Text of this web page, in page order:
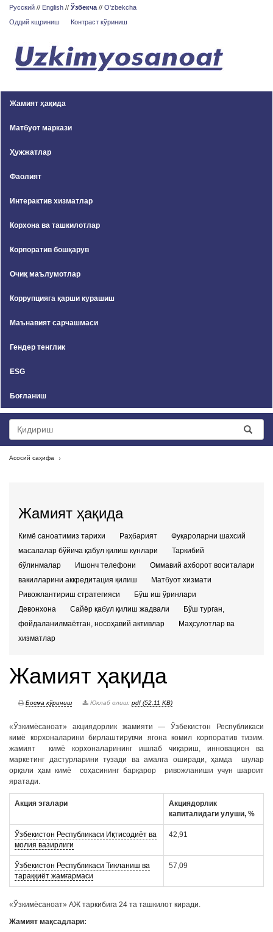
Русский // English // Ўзбекча // O'zbekcha
Оддий кщриниш
Контраст кўриниш
Жамият ҳақида
Матбуот маркази
Ҳужжатлар
Фаолият
Интерактив хизматлар
Корхона ва ташкилотлар
Корпоратив бошқарув
Очиқ маълумотлар
Коррупцияга қарши курашиш
Маънавият сарчашмаси
Гендер тенглик
ESG
Боғланиш
Асосий саҳифа
Жамият ҳақида
Кимё саноатимиз тарихи Раҳбарият
Фуқароларни шахсий
масалалар бўйича қабул қилиш кунлари
Таркибий
бўлинмалар
Ишонч телефони
Оммавий ахборот воситалари
вакилларини аккредитация қилиш
Матбуот хизмати
Ривожлантириш стратегияси
Бўш иш ўринлари
Девонхона
Сайёр қабул қилиш жадвали
Бўш турган,
фойдаланилмаётган, носоҳавий активлар
Маҳсулотлар ва
хизматлар
Жамият ҳақида
Босма кўриниш Юклаб олиш: pdf (52.11 KB)
«Ўзкимёсаноат» акциядорлик жамияти — Ўзбекистон Республикаси
кимё корхоналарини бирлаштирувчи ягона комил корпоратив тизим.
жамият кимё корхоналарининг ишлаб чиқариш, инновацион ва
маркетинг дастурларини тузади ва амалга оширади, ҳамда шулар
орқали ҳам кимё соҳасининг барқарор ривожланиши учун шароит
яратади.
Акция эгалари
Акциядорлик
капиталидаги улуши, %
Ўзбекистон Республикаси Иқтисодиёт ва
молия вазирлиги
42,91
Ўзбекистон Республикаси Тикланиш ва
тараққиёт жамғармаси
57,09
«Ўзкимёсаноат» АЖ таркибига 24 та ташкилот киради.
Жамият мақсадлари: